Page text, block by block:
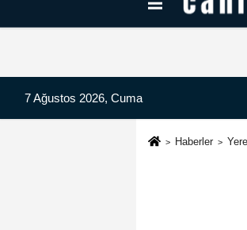
Kayseri Haberleri
7 Ağustos 2026, Cuma
Haberler